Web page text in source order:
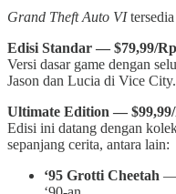
Grand Theft Auto VItersedia
Edisi Standar — $79,99/
Versi dasar game dengan
Jason dan Lucia di Vice City.
Ultimate Edition — $99,99/
Edisi ini datang dengan
sepanjang cerita, antara lain:
‘95 Grotti Cheetah —